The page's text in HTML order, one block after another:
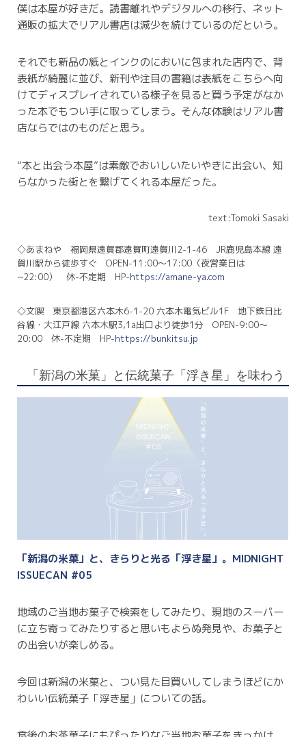
僕は本屋が好きだ。読書離れやデジタルへの移行、ネット
通販の拡大でリアル書店は減少を続けているのだという。
それでも新品の紙とインクのにおいに包まれた店内で、背
表紙が綺麗に並び、新刊や注目の書籍は表紙をこちらへ向
けてディスプレイされている様子を見ると買う予定がなか
った本でもつい手に取ってしまう。 そんな体験はリアル書
店ならではのものだと思う。
“本と出会う本屋”は素敵でおいしいたいやきに出会い、知
らなかった街とを繋げてくれる本屋だった。
text:Tomoki Sasaki
◇あまねや 福岡県遠賀郡遠賀町遠賀川2-1-46 JR鹿児島本線 遠
賀川駅から徒歩すぐ OPEN-11:00〜17:00（夜営業日は
~22:00） 休-不定期 HP-https://amane-ya.com
◇文喫 東京都港区六本木6-1-20 六本木電気ビル1F 地下鉄日比
谷線・大江戸線 六本木駅3,1a出口より徒歩1分 OPEN-9:00〜
20:00 休-不定期 HP-https://bunkitsu.jp
「新潟の米菓」と伝統菓子「浮き星」を味わう
「新潟の米菓」と、きらりと光る「浮き星」。MIDNIGHT
ISSUECAN #05
地域のご当地お菓子で検索をしてみたり、現地のスーパー
に立ち寄ってみたりすると思いもよらぬ発見や、お菓子と
の出会いが楽しめる。
今回は新潟の米菓と、つい見た目買いしてしまうほどにか
わいい伝統菓子「浮き星」についての話。